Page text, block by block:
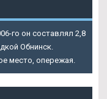
го он составлял 2,8
Обнинск.
место, опережая.